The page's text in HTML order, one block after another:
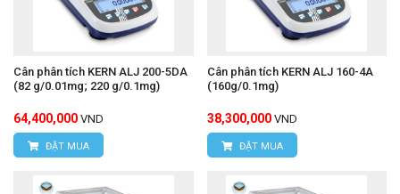
Cân phân tích KERN ALJ 200-5DA
(82 g/0.01mg; 220 g/0.1mg)
64,400,000 VND
ĐẶT MUA
Cân phân tích KERN ALJ 160-4A
(160g/0.1mg)
38,300,000 VND
ĐẶT MUA